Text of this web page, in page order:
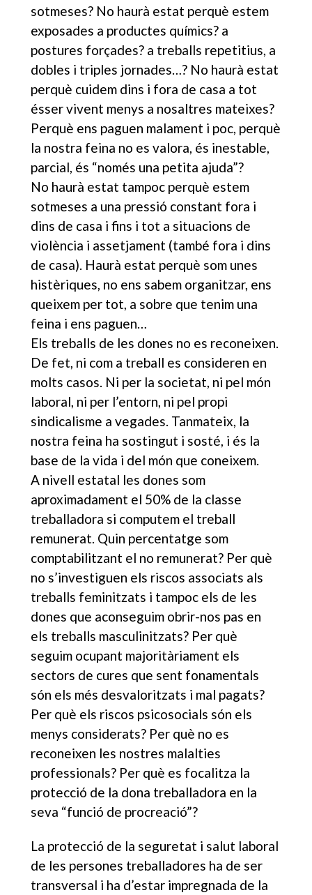
sotmeses? No haurà estat perquè estem
exposades a productes químics? a
postures forçades? a treballs repetitius, a
dobles i triples jornades…? No haurà estat
perquè cuidem dins i fora de casa a tot
ésser vivent menys a nosaltres mateixes?
Perquè ens paguen malament i poc, perquè
la nostra feina no es valora, és inestable,
parcial, és “només una petita ajuda”?
No haurà estat tampoc perquè estem
sotmeses a una pressió constant fora i
dins de casa i fins i tot a situacions de
violència i assetjament (també fora i dins
de casa). Haurà estat perquè som unes
histèriques, no ens sabem organitzar, ens
queixem per tot, a sobre que tenim una
feina i ens paguen…
Els treballs de les dones no es reconeixen.
De fet, ni com a treball es consideren en
molts casos. Ni per la societat, ni pel món
laboral, ni per l’entorn, ni pel propi
sindicalisme a vegades. Tanmateix, la
nostra feina ha sostingut i sosté, i és la
base de la vida i del món que coneixem.
A nivell estatal les dones som
aproximadament el 50% de la classe
treballadora si computem el treball
remunerat. Quin percentatge som
comptabilitzant el no remunerat? Per què
no s’investiguen els riscos associats als
treballs feminitzats i tampoc els de les
dones que aconseguim obrir-nos pas en
els treballs masculinitzats? Per què
seguim ocupant majoritàriament els
sectors de cures que sent fonamentals
són els més desvaloritzats i mal pagats?
Per què els riscos psicosocials són els
menys considerats? Per què no es
reconeixen les nostres malalties
professionals? Per què es focalitza la
protecció de la dona treballadora en la
seva “funció de procreació”?
La protecció de la seguretat i salut laboral
de les persones treballadores ha de ser
transversal i ha d’estar impregnada de la